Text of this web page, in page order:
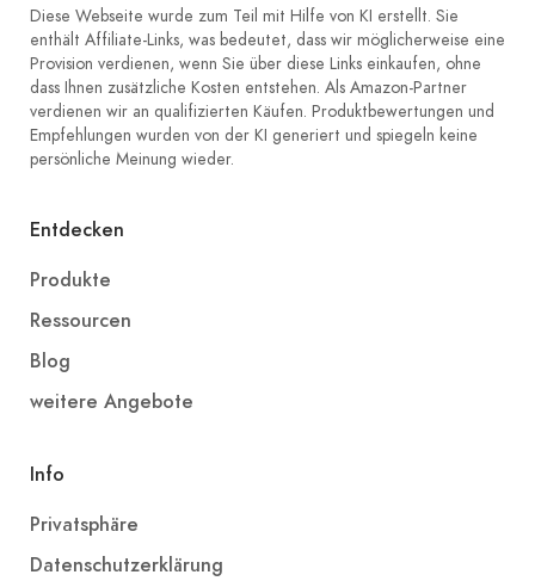
Diese Webseite wurde zum Teil mit Hilfe von KI erstellt. Sie
enthält Affiliate-Links, was bedeutet, dass wir möglicherweise eine
Provision verdienen, wenn Sie über diese Links einkaufen, ohne
dass Ihnen zusätzliche Kosten entstehen. Als Amazon-Partner
verdienen wir an qualifizierten Käufen. Produktbewertungen und
Empfehlungen wurden von der KI generiert und spiegeln keine
persönliche Meinung wieder.
Entdecken
Produkte
Ressourcen
Blog
weitere Angebote
Info
Privatsphäre
Datenschutzerklärung